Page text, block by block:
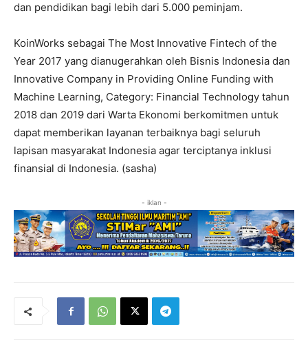
dan pendidikan bagi lebih dari 5.000 peminjam.
KoinWorks sebagai The Most Innovative Fintech of the
Year 2017 yang dianugerahkan oleh Bisnis Indonesia dan
Innovative Company in Providing Online Funding with
Machine Learning, Category: Financial Technology tahun
2018 dan 2019 dari Warta Ekonomi berkomitmen untuk
dapat memberikan layanan terbaiknya bagi seluruh
lapisan masyarakat Indonesia agar terciptanya inklusi
finansial di Indonesia. (sasha)
- iklan -